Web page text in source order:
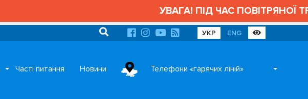
УВАГА! ПІД ЧАС ПОВІТРЯНОЇ
УКР ENG
Часті питання Новини Телефони «гарячих ліній»